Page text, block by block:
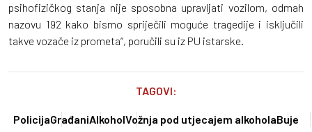
psihofizičkog stanja nije sposobna upravljati vozilom, odmah
nazovu 192 kako bismo spriječili moguće tragedije i isključili
takve vozače iz prometa“, poručili su iz PU istarske.
TAGOVI:
PolicijaGrađaniAlkoholVožnja pod utjecajem alkoholaBuje